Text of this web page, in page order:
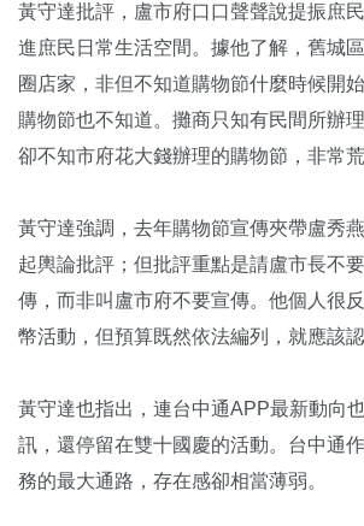
黃守達批評，盧市府口口聲聲說提振庶
進庶民日常生活空間。據他了解，舊城
圈店家，非但不知道購物節什麼時候開
購物節也不知道。攤商只知有民間所辦
卻不知市府花大錢辦理的購物節，非常荒
黃守達強調，去年購物節宣傳夾帶盧秀
起輿論批評；但批評重點是請盧市長不
傳，而非叫盧市府不要宣傳。他個人很
幣活動，但預算既然依法編列，就應該認
黃守達也指出，連台中通APP最新動向
訊，還停留在雙十國慶的活動。台中通
務的最大通路，存在感卻相當薄弱。